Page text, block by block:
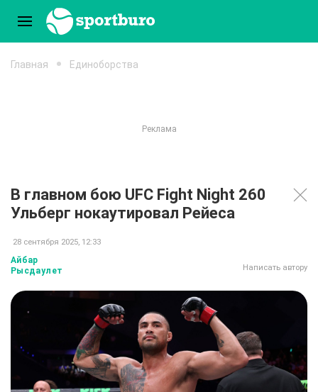
Главная Единоборства
В главном бою UFC Fight Night 260
Ульберг нокаутировал Рейеса
28 сентября 2025, 12:33
Айбар
Рысдаулет
Написать автору